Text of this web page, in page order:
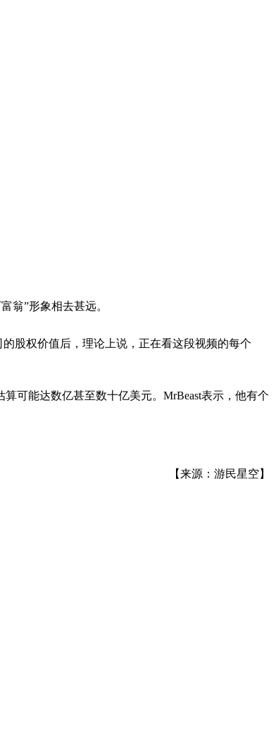
翁”形象相去甚远。
股权价值后，理论上说，正在看这段视频的每个
可能达数亿甚至数十亿美元。MrBeast表示，他有个
【来源：游民星空】